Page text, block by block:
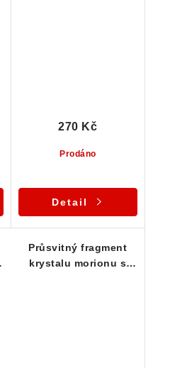
Prodáno
270 Kč
Detail
Průsvitný fragment
krystalu morionu s